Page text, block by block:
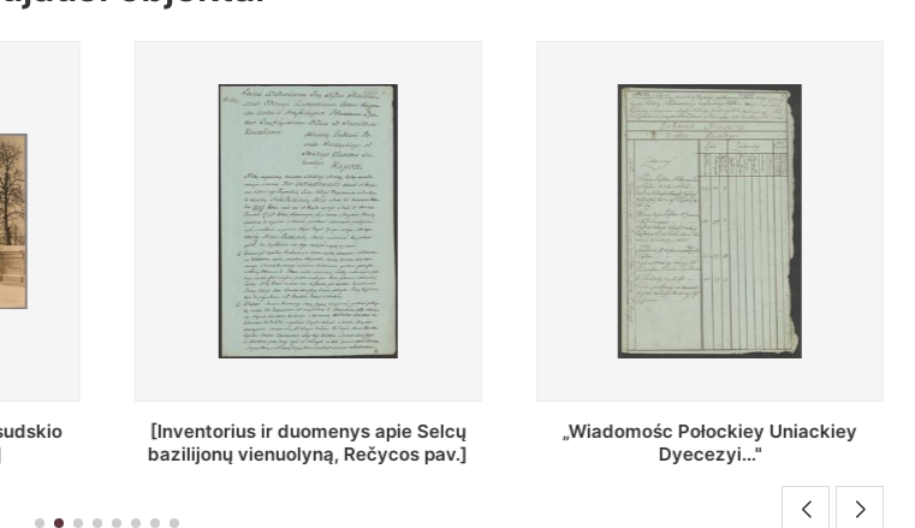
Selcų
pav.]
„Wiadomośc Połockiey Uniackiey
Dyecezyi..."
Regestr Parochow Dekanatu
Brzeskiego